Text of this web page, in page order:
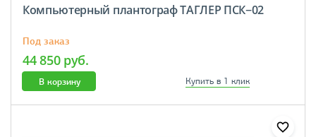
Компьютерный плантограф ТАГЛЕР ПСК−02
Под заказ
44 850 руб.
В корзину Купить в 1 клик